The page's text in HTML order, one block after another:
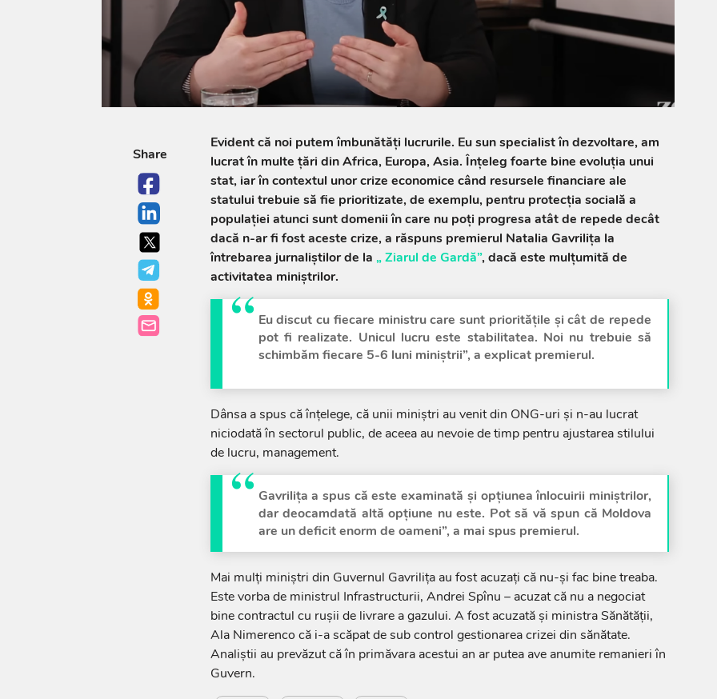
Share
Evident că noi putem îmbunătăți lucrurile. Eu sun specialist în dezvoltare, am
lucrat în multe țări din Africa, Europa, Asia. Înțeleg foarte bine evoluția unui
stat, iar în contextul unor crize economice când resursele financiare ale
statului trebuie să fie prioritizate, de exemplu, pentru protecția socială a
populației atunci sunt domenii în care nu poți progresa atât de repede decât
dacă n-ar fi fost aceste crize, a răspuns premierul Natalia Gavrilița la
întrebarea jurnaliștilor de la „ Ziarul de Gardă”, dacă este mulțumită de
activitatea miniștrilor.
Eu discut cu fiecare ministru care sunt prioritățile și cât de repede
pot fi realizate. Unicul lucru este stabilitatea. Noi nu trebuie să
schimbăm fiecare 5-6 luni miniștrii”, a explicat premierul.
Dânsa a spus că înțelege, că unii miniștri au venit din ONG-uri și n-au lucrat
niciodată în sectorul public, de aceea au nevoie de timp pentru ajustarea stilului
de lucru, management.
Gavrilița a spus că este examinată și opțiunea înlocuirii miniștrilor,
dar deocamdată altă opțiune nu este. Pot să vă spun că Moldova
are un deficit enorm de oameni”, a mai spus premierul.
Mai mulți miniștri din Guvernul Gavrilița au fost acuzați că nu-și fac bine treaba.
Este vorba de ministrul Infrastructurii, Andrei Spînu – acuzat că nu a negociat
bine contractul cu rușii de livrare a gazului. A fost acuzată și ministra Sănătății,
Ala Nimerenco că i-a scăpat de sub control gestionarea crizei din sănătate.
Analiștii au prevăzut că în primăvara acestui an ar putea ave anumite remanieri în
Guvern.